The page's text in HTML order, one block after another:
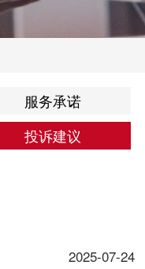
服务承诺
投诉建议
2025-07-24